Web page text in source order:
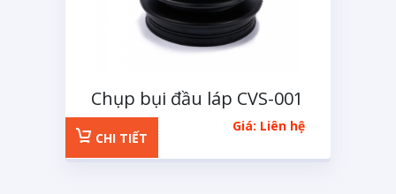
Chụp bụi đầu láp CVS-001
Giá: Liên hệ
CHI TIẾT